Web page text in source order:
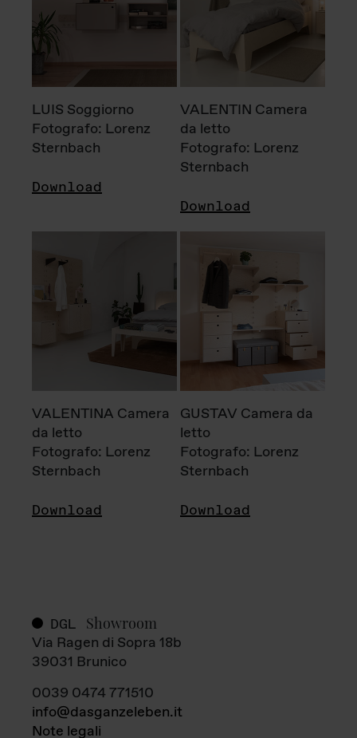
LUIS Soggiorno
Fotografo: Lorenz
Sternbach
Download
VALENTIN Camera
da letto
Fotografo: Lorenz
Sternbach
Download
VALENTINA Camera
da letto
Fotografo: Lorenz
Sternbach
Download
GUSTAV Camera da
letto
Fotografo: Lorenz
Sternbach
Download
DGL Showroom
Via Ragen di Sopra 18b
39031 Brunico
0039 0474 771510
info@dasganzeleben.it
Note legali